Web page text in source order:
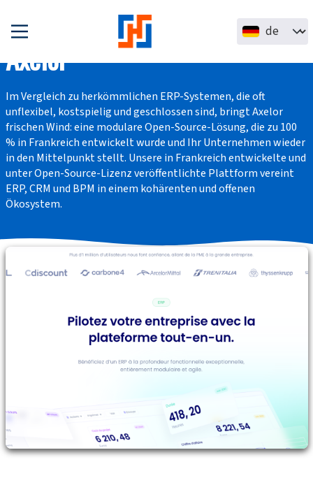
Select your
Axelor
Im Vergleich zu herkömmlichen ERP-Systemen, die oft
unflexibel, kostspielig und geschlossensind, bringt Axelor
frischen Wind: eine modulareOpen-Source-Lösung, die zu 100
% in Frankreich entwickeltwurde und Ihr Unternehmen wieder
in den Mittelpunkt stellt. Unsere in Frankreich entwickelte und
unter Open-Source-Lizenz veröffentlichte Plattform vereint
ERP, CRM und BPM in einem kohärenten und offenen
Ökosystem.